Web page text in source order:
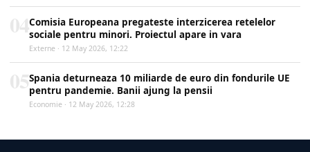
Comisia Europeana pregateste interzicerea retelelor
sociale pentru minori. Proiectul apare in vara
Externe · 12 May 2026, 12:22
Spania deturneaza 10 miliarde de euro din fondurile UE
pentru pandemie. Banii ajung la pensii
Economie · 12 May 2026, 12:28